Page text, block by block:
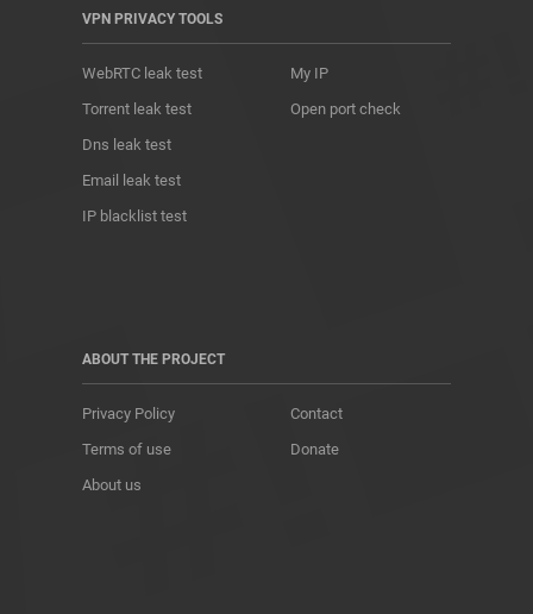
VPN PRIVACY TOOLS
WebRTC leak test
Torrent leak test
Dns leak test
Email leak test
IP blacklist test
My IP
Open port check
ABOUT THE PROJECT
Privacy Policy
Terms of use
About us
Contact
Donate